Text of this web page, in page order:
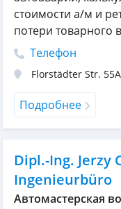
стоимости а/м и
потери товарного
Телефон
Florstädter Str. 55A
Подробнее
Dipl.-Ing. Jerzy
Ingenieurbüro
Автомастерская